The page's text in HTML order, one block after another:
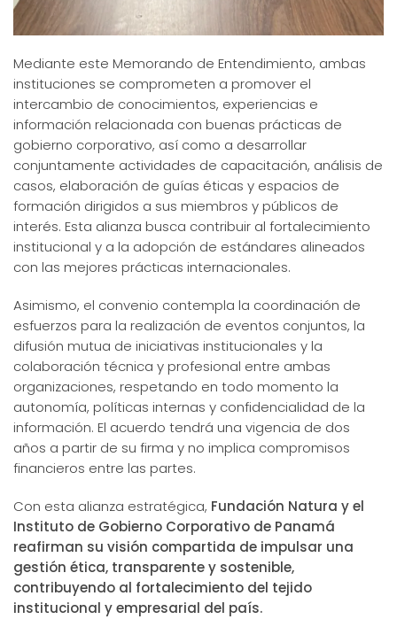
Mediante este Memorando de Entendimiento, ambas
instituciones se comprometen a promover el
intercambio de conocimientos, experiencias e
información relacionada con buenas prácticas de
gobierno corporativo, así como a desarrollar
conjuntamente actividades de capacitación, análisis de
casos, elaboración de guías éticas y espacios de
formación dirigidos a sus miembros y públicos de
interés. Esta alianza busca contribuir al fortalecimiento
institucional y a la adopción de estándares alineados
con las mejores prácticas internacionales.
Asimismo, el convenio contempla la coordinación de
esfuerzos para la realización de eventos conjuntos, la
difusión mutua de iniciativas institucionales y la
colaboración técnica y profesional entre ambas
organizaciones, respetando en todo momento la
autonomía, políticas internas y confidencialidad de la
información. El acuerdo tendrá una vigencia de dos
años a partir de su firma y no implica compromisos
financieros entre las partes.
Con esta alianza estratégica, Fundación Natura y el
Instituto de Gobierno Corporativo de Panamá
reafirman su visión compartida de impulsar una
gestión ética, transparente y sostenible,
contribuyendo al fortalecimiento del tejido
institucional y empresarial del país.